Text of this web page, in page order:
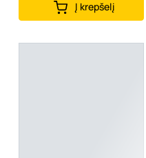
Į krepšelį